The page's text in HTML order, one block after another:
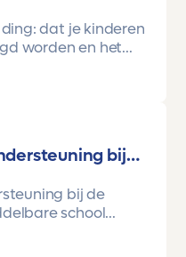
dat je kinderen
worden en het
kunnen dan ze
is Toetsmij daarin
maar soms
betrouwbaar,
ruimte om te
stap het
bij…
bij de
school
gebruik
toetsen.